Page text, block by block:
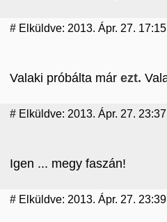
# Elküldve: 2013. Ápr. 27. 17:15
Valaki próbálta már ezt.
# Elküldve: 2013. Ápr. 27. 23:37
Igen ... megy faszán!
# Elküldve: 2013. Ápr. 27. 23:39